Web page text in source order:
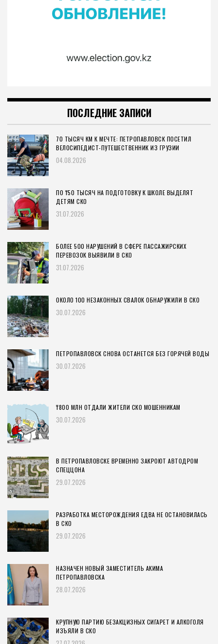
ПОСЛЕДНИЕ ЗАПИСИ
70 ТЫСЯЧ КМ К МЕЧТЕ: ПЕТРОПАВЛОВСК ПОСЕТИЛ
ВЕЛОСИПЕДИСТ-ПУТЕШЕСТВЕННИК ИЗ ГРУЗИИ
04.08.2026
ПО ₸50 ТЫСЯЧ НА ПОДГОТОВКУ К ШКОЛЕ ВЫДЕЛЯТ
ДЕТЯМ СКО
31.07.2026
БОЛЕЕ 500 НАРУШЕНИЙ В СФЕРЕ ПАССАЖИРСКИХ
ПЕРЕВОЗОК ВЫЯВИЛИ В СКО
31.07.2026
ОКОЛО 100 НЕЗАКОННЫХ СВАЛОК ОБНАРУЖИЛИ В СКО
30.07.2026
ПЕТРОПАВЛОВСК СНОВА ОСТАНЕТСЯ БЕЗ ГОРЯЧЕЙ ВОДЫ
30.07.2026
₸800 МЛН ОТДАЛИ ЖИТЕЛИ СКО МОШЕННИКАМ
30.07.2026
В ПЕТРОПАВЛОВСКЕ ВРЕМЕННО ЗАКРОЮТ АВТОДРОМ
СПЕЦЦОНА
29.07.2026
РАЗРАБОТКА МЕСТОРОЖДЕНИЯ ЕДВА НЕ ОСТАНОВИЛАСЬ
В СКО
29.07.2026
НАЗНАЧЕН НОВЫЙ ЗАМЕСТИТЕЛЬ АКИМА
ПЕТРОПАВЛОВСКА
28.07.2026
КРУПНУЮ ПАРТИЮ БЕЗАКЦИЗНЫХ СИГАРЕТ И АЛКОГОЛЯ
ИЗЪЯЛИ В СКО